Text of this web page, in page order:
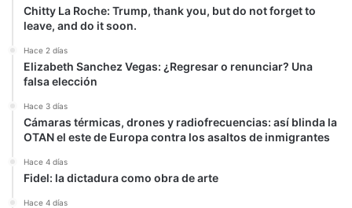
Chitty La Roche: Trump, thank you, but do not forget to
leave, and do it soon.
Hace 2 días
Elizabeth Sanchez Vegas: ¿Regresar o renunciar? Una
falsa elección
Hace 3 días
Cámaras térmicas, drones y radiofrecuencias: así blinda la
OTAN el este de Europa contra los asaltos de inmigrantes
Hace 4 días
Fidel: la dictadura como obra de arte
Hace 4 días